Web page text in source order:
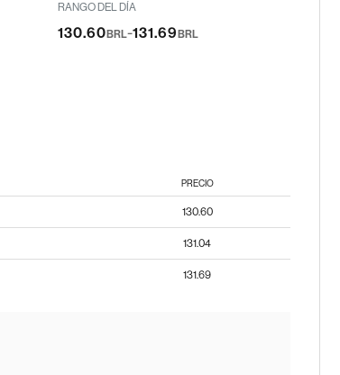
RANGO DEL DÍA
130.60 BRL-131.69 BRL
PRECIO
130.60
131.04
131.69